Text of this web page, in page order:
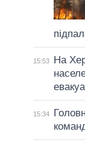
15:53
На
15:34